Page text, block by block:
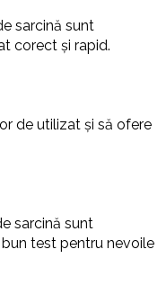
sarcină sunt
corect și rapid.
de utilizat și să ofere
sarcină sunt
test pentru nevoile